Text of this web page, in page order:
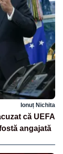
Ionuț Nichita
că UEFA
angajată